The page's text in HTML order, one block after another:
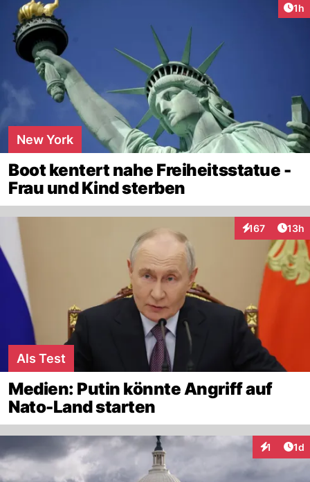
1h
New York
Boot kentert nahe Freiheitsstatue -
Frau und Kind sterben
167
Interaktionen
13h
Als Test
Medien: Putin könnte Angriff auf
Nato-Land starten
1 1d